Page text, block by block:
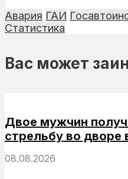
Авария ГАИ
Статистика
Вас может
Двое мужчин
стрельбу во дворе
08.08.2026